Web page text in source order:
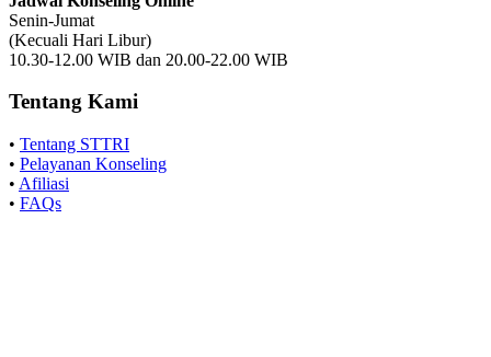
Senin-Jumat
(Kecuali Hari Libur)
10.30-12.00 WIB dan 20.00-22.00 WIB
Tentang Kami
• Tentang STTRI
• Pelayanan Konseling
• Afiliasi
• FAQs